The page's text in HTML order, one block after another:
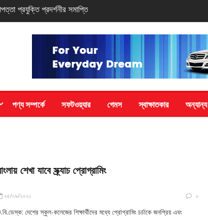
নতুন সি-সিরিজ স্মার্টফোন
পণ্য সম্পর্কে সফটওয়্যার গেমস স্বাক্ষাতকার অন্যান্য
শেখা যাবে স্ক্র্যাচ প্রোগ্রামিং
২৫/০৯/২০২১ ০
দেশের স্কুল-কলেজের শিক্ষার্থীদের মধ্যে প্রোগ্রামিং চর্চাকে জনপ্রিয় এবং